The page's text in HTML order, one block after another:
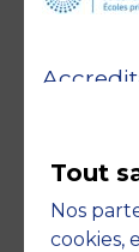
Tout
Nos
cookies,